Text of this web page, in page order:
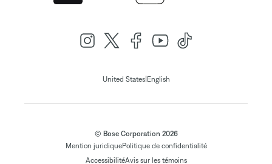
United States| English
© Bose Corporation 2026
Mention juridiquePolitique de confidentialité
AccessibilitéAvis sur les témoins